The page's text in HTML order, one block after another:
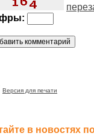
Версия для печати
в новостях